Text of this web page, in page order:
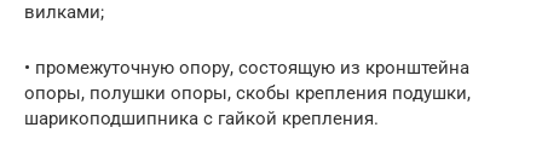
вилками;
• промежуточную опору, состоящую из кронштейна
опоры, полушки опоры, скобы крепления подушки,
шарикоподшипника с гайкой крепления.